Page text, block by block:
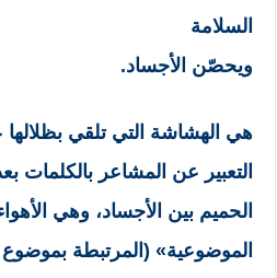
السلامة
ويحصّن الأجساد.
هي الهشاشة التي تلقي بظلالها
التعبير عن المشاعر بالكلمات
الحميم بين الأجساد، وهي
الموضوعية» (المرتبطة